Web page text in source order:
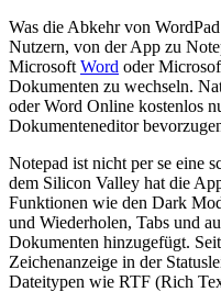
Was die Abkehr von
Nutzern, von der App zu
Microsoft Word oder
Dokumenten zu wechseln.
oder Word Online kostenlos
Dokumenteneditor
Notepad ist nicht per se eine
dem Silicon Valley hat die
Funktionen wie den Dark
und Wiederholen, Tabs und
Dokumenten hinzugefügt.
Zeichenanzeige in der
Dateitypen wie RTF (Rich